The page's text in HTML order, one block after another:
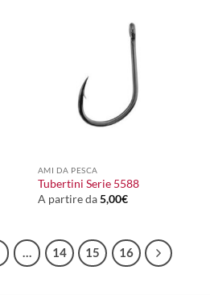
AMI DA PESCA
Tubertini Serie 5588
A partire da5,00€
… 14 15 16